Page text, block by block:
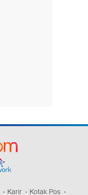
Karir
Kotak Pos